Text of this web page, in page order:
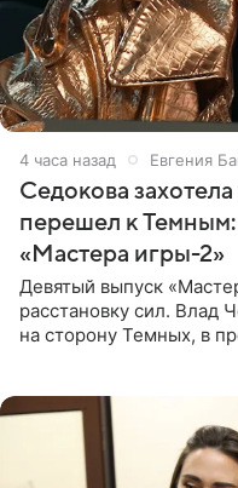
4 часа назад Евгения
Седокова
перешел к
«Мастера игры-2»
Девятый выпуск
расстановку сил. Влад
на сторону Темных, в